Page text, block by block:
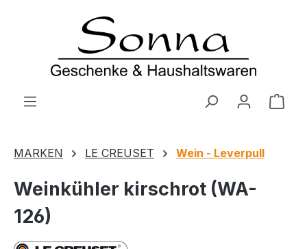
Zum Hauptinhalt springen
MARKEN LE CREUSET Wein - Leverpull
Weinkühler kirschrot (WA-
126)